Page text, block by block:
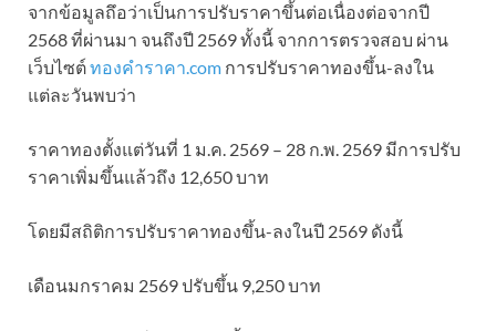
จากข้อมูลถึอว่าเป็นการปรับราคาขึ้นต่อเนื่องต่อจากปี
2568 ที่ผ่านมา จนถึงปี 2569 ทั้งนี้ จากการตรวจสอบ ผ่าน
เว็บไซต์ทองคำราคา.com การปรับราคาทองขึ้น-ลงใน
แต่ละวันพบว่า
ราคาทองตั้งแต่วันที่ 1 ม.ค. 2569 – 28 ก.พ. 2569 มีการปรับ
ราคาเพิ่มขึ้นแล้วถึง 12,650 บาท
โดยมีสถิติการปรับราคาทองขึ้น-ลงในปี 2569 ดังนี้
เดือนมกราคม 2569 ปรับขึ้น 9,250 บาท